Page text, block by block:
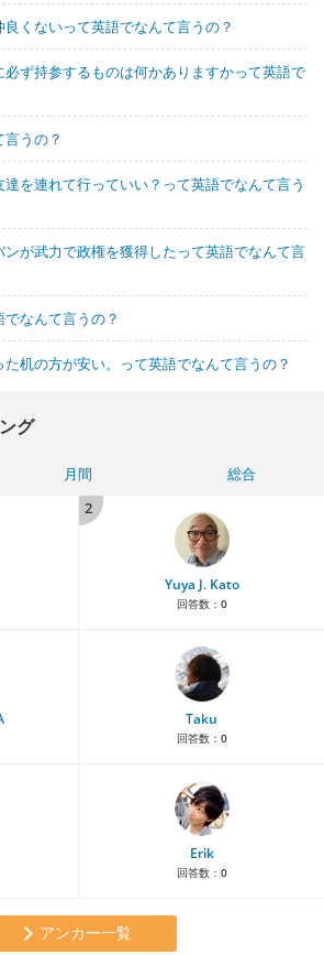
くないって英語でなんて言うの？
ず持参するものは何かありますかって英語で
うの？
を連れて行っていい？って英語でなんて言う
が武力で政権を獲得したって英語でなんて言
なんて言うの？
机の方が安い。って英語でなんて言うの？
グ
月間
総合
2
Yuya J. Kato
回答数： 0
Taku
回答数： 0
Erik
回答数： 0
アンカー一覧